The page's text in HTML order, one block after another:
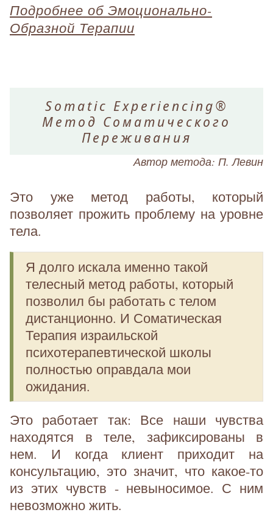
Подробнее об Эмоционально-
Образной Терапии
Somatic Experiencing®
Метод Соматического
Переживания
Автор метода: П. Левин
Это уже метод работы, который
позволяет прожить проблему на уровне
тела.
Я долго искала именно такой
телесный метод работы, который
позволил бы работать с телом
дистанционно. И Соматическая
Терапия израильской
психотерапевтической школы
полностью оправдала мои
ожидания.
Это работает так: Все наши чувства
находятся в теле, зафиксированы в
нем. И когда клиент приходит на
консультацию, это значит, что какое-то
из этих чувств - невыносимое. С ним
невозможно жить.